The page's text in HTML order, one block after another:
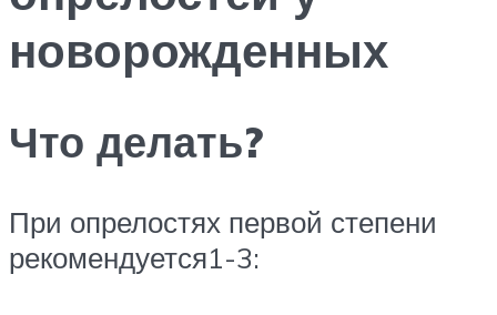
новорожденных
Что делать?
При опрелостях первой степени
рекомендуется1-3: